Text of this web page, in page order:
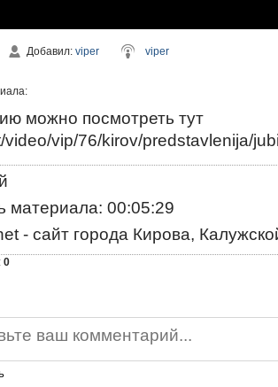
Добавил: viper viper
:
можно посмотреть тут
video/vip/76/kirov/predstavlenija/
материала: 00:05:29
- сайт города Кирова,
: 0